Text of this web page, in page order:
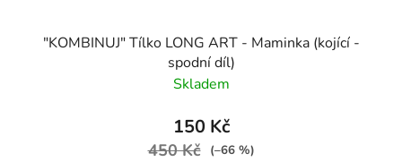
"KOMBINUJ" Tílko LONG ART - Maminka (kojící -
spodní díl)
Skladem
150 Kč
450 Kč (–66 %)